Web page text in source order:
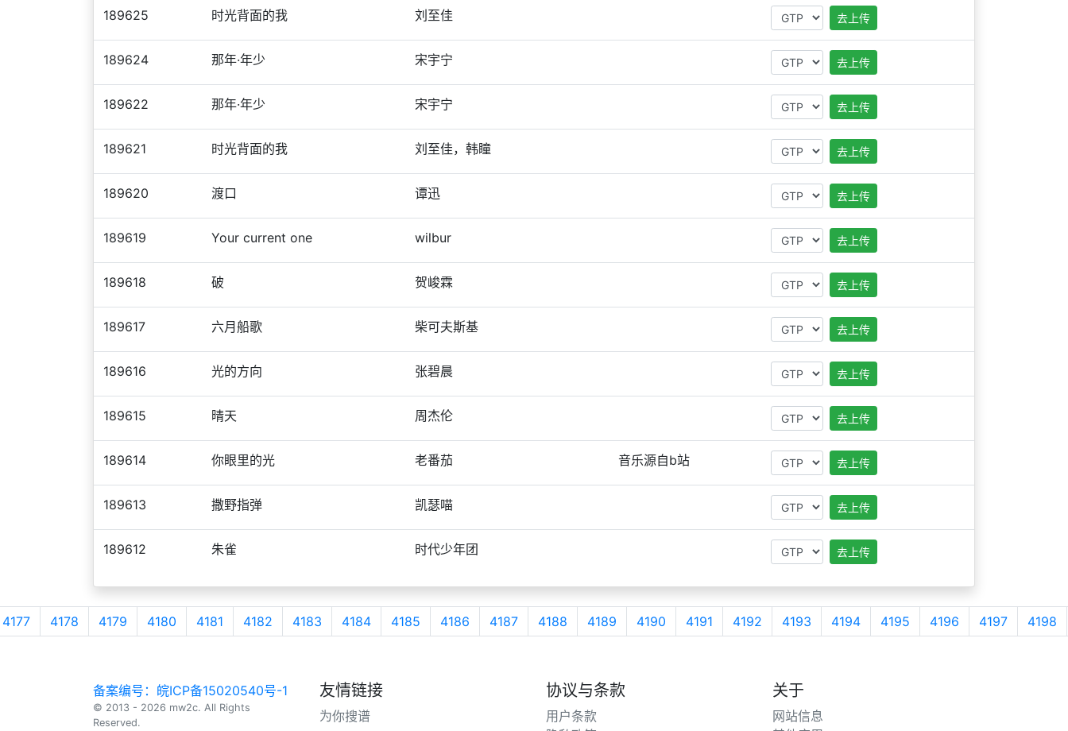
189625 时光背面的我 刘至佳 去上传
189624 那年·年少 宋宇宁 去上传
189622 那年·年少 宋宇宁 去上传
189621 时光背面的我 刘至佳，韩瞳 去上传
189620 渡口 谭迅 去上传
189619 Your current one wilbur 去上传
189618 破 贺峻霖 去上传
189617 六月船歌 柴可夫斯基 去上传
189616 光的方向 张碧晨 去上传
189615 晴天 周杰伦 去上传
189614 你眼里的光 老番茄 音乐源自b站 去上传
189613 撒野指弹 凯瑟喵 去上传
189612 朱雀 时代少年团 去上传
4177 4178 4179 4180 4181 4182 4183 4184 4185 4186 4187 4188 4189 4190 4191 4192 4193 4194 4195 4196 4197 4198
备案编号：皖ICP备15020540号-1
© 2013 - 2026 mw2c. All Rights
Reserved.
友情链接
为你搜谱
协议与条款
用户条款
关于
网站信息